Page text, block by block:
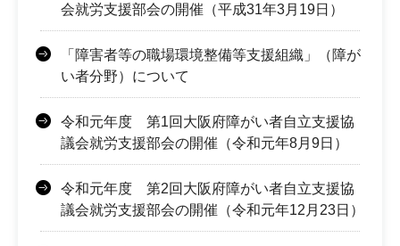
会就労支援部会の開催（平成31年3月19日）
「障害者等の職場環境整備等支援組織」（障が
い者分野）について
令和元年度 第1回大阪府障がい者自立支援協
議会就労支援部会の開催（令和元年8月9日）
令和元年度 第2回大阪府障がい者自立支援協
議会就労支援部会の開催（令和元年12月23日）